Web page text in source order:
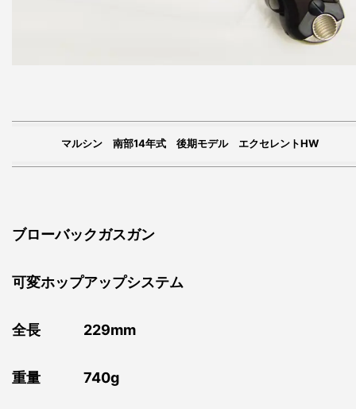
マルシン 南部14年式 後期モデル エクセレントHW
ブローバックガスガン
可変ホップアップシステム
全長 229mm
重量 740g